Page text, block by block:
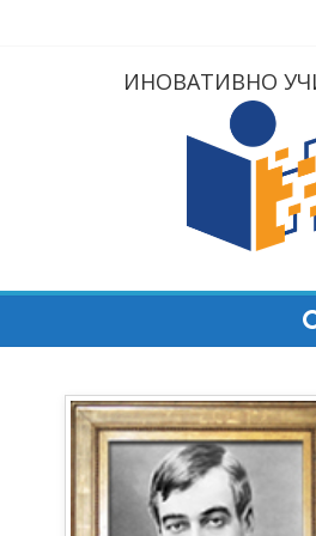
ИНОВАТИВНО